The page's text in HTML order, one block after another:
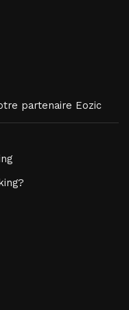
partenaire Eozic